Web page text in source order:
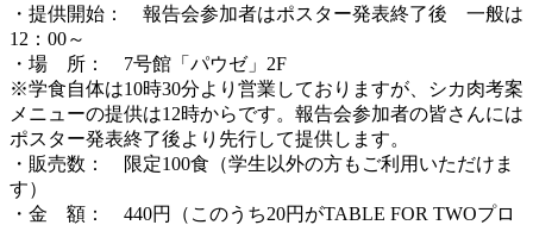
・提供開始： 報告会参加者はポスター発表終了後 一般は
12：00～
・場 所： 7号館「パウゼ」2F
※学食自体は10時30分より営業しておりますが、シカ肉考案
メニューの提供は12時からです。報告会参加者の皆さんには
ポスター発表終了後より先行して提供します。
・販売数： 限定100食（学生以外の方もご利用いただけま
す）
・金 額： 440円（このうち20円がTABLE FOR TWOプロ